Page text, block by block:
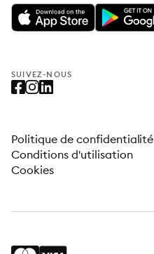
SUIVEZ-NOUS
Politique de confidentialité
Conditions d'utilisation
Cookies